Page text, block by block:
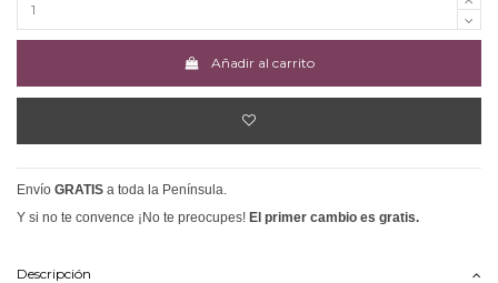
Añadir al carrito
Envío GRATIS a toda la Península.
Y si no te convence ¡No te preocupes! El primer cambio es gratis.
Descripción